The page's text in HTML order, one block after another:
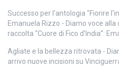
Successo per l'antologia "Fiorire
Emanuela Rizzo - Diamo voce alla
raccolta “Cuore di Fico d’India”:
Agliate e la bellezza ritrovata -
arrivo nuove incisioni su